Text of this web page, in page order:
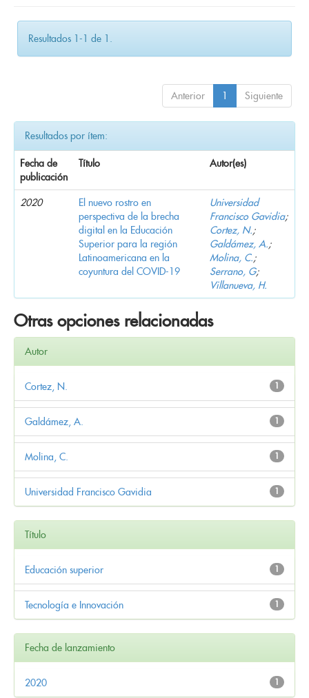
Resultados 1-1 de 1.
Anterior 1 Siguiente
Resultados por ítem:
Fecha de
publicación
Título Autor(es)
2020
El nuevo rostro en
perspectiva de la brecha
digital en la Educación
Superior para la región
Latinoamericana en la
coyuntura del COVID-19
Universidad
Francisco Gavidia;
Cortez, N.;
Galdámez, A.;
Molina, C.;
Serrano, G;
Villanueva, H.
Otras opciones relacionadas
Autor
1
Cortez, N.
1
Galdámez, A.
1
Molina, C.
1
Universidad Francisco Gavidia
Título
1
Educación superior
1
Tecnología e Innovación
Fecha de lanzamiento
1
2020